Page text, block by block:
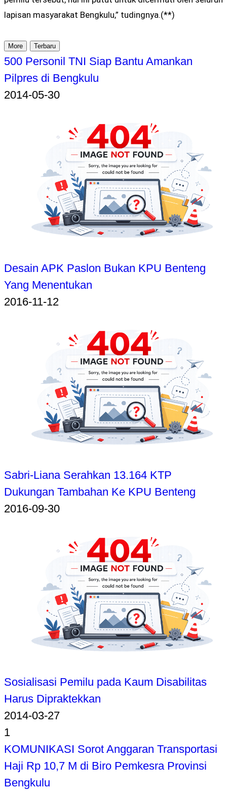
lapisan masyarakat Bengkulu,” tudingnya.(**)
More Terbaru
500 Personil TNI Siap Bantu Amankan
Pilpres di Bengkulu
2014-05-30
Desain APK Paslon Bukan KPU Benteng
Yang Menentukan
2016-11-12
Sabri-Liana Serahkan 13.164 KTP
Dukungan Tambahan Ke KPU Benteng
2016-09-30
Sosialisasi Pemilu pada Kaum Disabilitas
Harus Dipraktekkan
2014-03-27
1
KOMUNIKASI Sorot Anggaran Transportasi
Haji Rp 10,7 M di Biro Pemkesra Provinsi
Bengkulu